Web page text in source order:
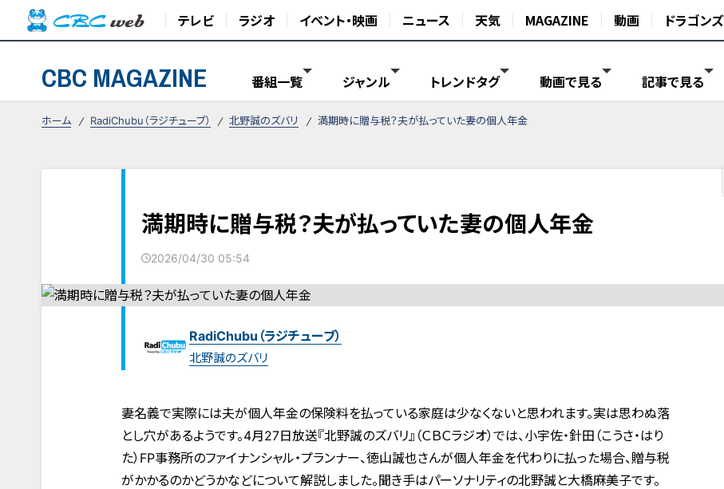
テレビ ラジオ イベント・映画 ニュース 天気 MAGAZINE 動画 ドラゴンズ
CBC MAGAZINE 番組一覧 ジャンル トレンドタグ 動画で見る 記事で見る
ホーム RadiChubu（ラジチューブ） 北野誠のズバリ 満期時に贈与税？夫が払っていた妻の個人年金
満期時に贈与税？夫が払っていた妻の個人年金
2026/04/30 05:54
RadiChubu（ラジチューブ）
北野誠のズバリ
妻名義で実際には夫が個人年金の保険料を払っている家庭は少なくないと思われます。実は思わぬ落
とし穴があるようです。4月27日放送『北野誠のズバリ』（ＣＢＣラジオ）では、小宇佐・針田（こうさ・はり
た）FP事務所のファイナンシャル・プランナー、徳山誠也さんが個人年金を代わりに払った場合、贈与税
がかかるのかどうかなどについて解説しました。聞き手はパーソナリティの北野誠と大橋麻美子です。